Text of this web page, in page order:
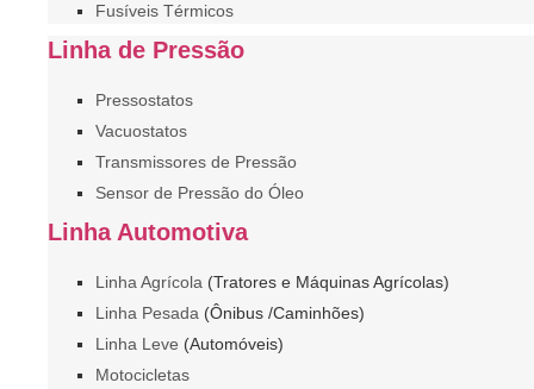
Fusíveis Térmicos
Linha de Pressão
Pressostatos
Vacuostatos
Transmissores de Pressão
Sensor de Pressão do Óleo
Linha Automotiva
Linha Agrícola (Tratores e Máquinas Agrícolas)
Linha Pesada (Ônibus /Caminhões)
Linha Leve (Automóveis)
Motocicletas